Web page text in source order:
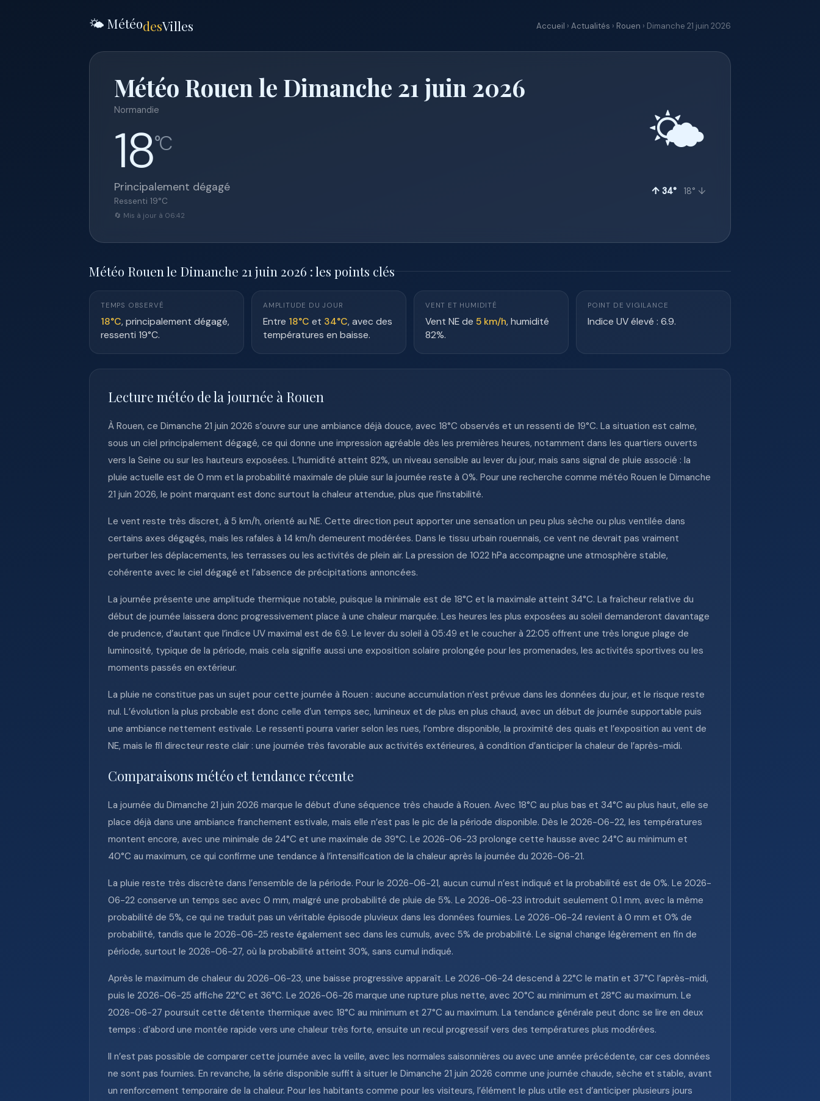
🌤️ MétéodesVilles Accueil › Actualités › Rouen › Dimanche 21 juin 2026
Météo Rouen le Dimanche 21 juin 2026
Normandie
18°C
Principalement dégagé
Ressenti 19°C
🔄 Mis à jour à 06:42
🌤️
↑ 34° 18° ↓
Météo Rouen le Dimanche 21 juin 2026 : les points clés
TEMPS OBSERVÉ
18°C, principalement dégagé,
ressenti 19°C.
AMPLITUDE DU JOUR
Entre 18°C et 34°C, avec des
températures en baisse.
VENT ET HUMIDITÉ
Vent NE de 5 km/h, humidité
82%.
POINT DE VIGILANCE
Indice UV élevé : 6.9.
Lecture météo de la journée à Rouen
À Rouen, ce Dimanche 21 juin 2026 s’ouvre sur une ambiance déjà douce, avec 18°C observés et un ressenti de 19°C. La situation est calme,
sous un ciel principalement dégagé, ce qui donne une impression agréable dès les premières heures, notamment dans les quartiers ouverts
vers la Seine ou sur les hauteurs exposées. L’humidité atteint 82%, un niveau sensible au lever du jour, mais sans signal de pluie associé : la
pluie actuelle est de 0 mm et la probabilité maximale de pluie sur la journée reste à 0%. Pour une recherche comme météo Rouen le Dimanche
21 juin 2026, le point marquant est donc surtout la chaleur attendue, plus que l’instabilité.
Le vent reste très discret, à 5 km/h, orienté au NE. Cette direction peut apporter une sensation un peu plus sèche ou plus ventilée dans
certains axes dégagés, mais les rafales à 14 km/h demeurent modérées. Dans le tissu urbain rouennais, ce vent ne devrait pas vraiment
perturber les déplacements, les terrasses ou les activités de plein air. La pression de 1022 hPa accompagne une atmosphère stable,
cohérente avec le ciel dégagé et l’absence de précipitations annoncées.
La journée présente une amplitude thermique notable, puisque la minimale est de 18°C et la maximale atteint 34°C. La fraîcheur relative du
début de journée laissera donc progressivement place à une chaleur marquée. Les heures les plus exposées au soleil demanderont davantage
de prudence, d’autant que l’indice UV maximal est de 6.9. Le lever du soleil à 05:49 et le coucher à 22:05 offrent une très longue plage de
luminosité, typique de la période, mais cela signifie aussi une exposition solaire prolongée pour les promenades, les activités sportives ou les
moments passés en extérieur.
La pluie ne constitue pas un sujet pour cette journée à Rouen : aucune accumulation n’est prévue dans les données du jour, et le risque reste
nul. L’évolution la plus probable est donc celle d’un temps sec, lumineux et de plus en plus chaud, avec un début de journée supportable puis
une ambiance nettement estivale. Le ressenti pourra varier selon les rues, l’ombre disponible, la proximité des quais et l’exposition au vent de
NE, mais le fil directeur reste clair : une journée très favorable aux activités extérieures, à condition d’anticiper la chaleur de l’après-midi.
Comparaisons météo et tendance récente
La journée du Dimanche 21 juin 2026 marque le début d’une séquence très chaude à Rouen. Avec 18°C au plus bas et 34°C au plus haut, elle se
place déjà dans une ambiance franchement estivale, mais elle n’est pas le pic de la période disponible. Dès le 2026-06-22, les températures
montent encore, avec une minimale de 24°C et une maximale de 39°C. Le 2026-06-23 prolonge cette hausse avec 24°C au minimum et
40°C au maximum, ce qui confirme une tendance à l’intensification de la chaleur après la journée du 2026-06-21.
La pluie reste très discrète dans l’ensemble de la période. Pour le 2026-06-21, aucun cumul n’est indiqué et la probabilité est de 0%. Le 2026-
06-22 conserve un temps sec avec 0 mm, malgré une probabilité de pluie de 5%. Le 2026-06-23 introduit seulement 0.1 mm, avec la même
probabilité de 5%, ce qui ne traduit pas un véritable épisode pluvieux dans les données fournies. Le 2026-06-24 revient à 0 mm et 0% de
probabilité, tandis que le 2026-06-25 reste également sec dans les cumuls, avec 5% de probabilité. Le signal change légèrement en fin de
période, surtout le 2026-06-27, où la probabilité atteint 30%, sans cumul indiqué.
Après le maximum de chaleur du 2026-06-23, une baisse progressive apparaît. Le 2026-06-24 descend à 22°C le matin et 37°C l’après-midi,
puis le 2026-06-25 affiche 22°C et 36°C. Le 2026-06-26 marque une rupture plus nette, avec 20°C au minimum et 28°C au maximum. Le
2026-06-27 poursuit cette détente thermique avec 18°C au minimum et 27°C au maximum. La tendance générale peut donc se lire en deux
temps : d’abord une montée rapide vers une chaleur très forte, ensuite un recul progressif vers des températures plus modérées.
Il n’est pas possible de comparer cette journée avec la veille, avec les normales saisonnières ou avec une année précédente, car ces données
ne sont pas fournies. En revanche, la série disponible suffit à situer le Dimanche 21 juin 2026 comme une journée chaude, sèche et stable, avant
un renforcement temporaire de la chaleur. Pour les habitants comme pour les visiteurs, l’élément le plus utile est d’anticiper plusieurs jours